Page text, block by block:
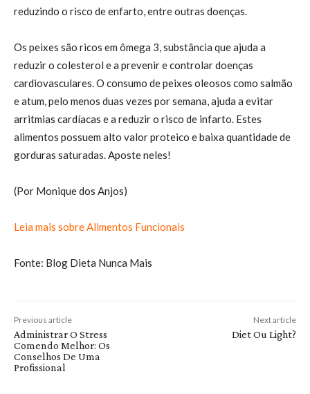
reduzindo o risco de enfarto, entre outras doenças.
Os peixes são ricos em ômega 3, substância que ajuda a
reduzir o colesterol e a prevenir e controlar doenças
cardiovasculares. O consumo de peixes oleosos como salmão
e atum, pelo menos duas vezes por semana, ajuda a evitar
arritmias cardíacas e a reduzir o risco de infarto. Estes
alimentos possuem alto valor proteico e baixa quantidade de
gorduras saturadas. Aposte neles!
(Por Monique dos Anjos)
Leia mais sobre Alimentos Funcionais
Fonte: Blog Dieta Nunca Mais
Previous article
Administrar O Stress
Comendo Melhor: Os
Conselhos De Uma
Profissional
Next article
Diet Ou Light?